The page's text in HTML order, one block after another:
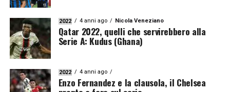
2022 4 anni ago Nicola Veneziano
Qatar 2022, quelli che servirebbero alla
Serie A: Kudus (Ghana)
2022 4 anni ago
Enzo Fernandez e la clausola, il Chelsea